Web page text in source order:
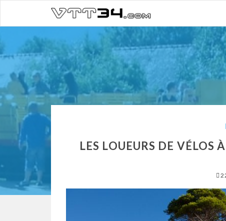
LES LOUEURS DE VÉLOS